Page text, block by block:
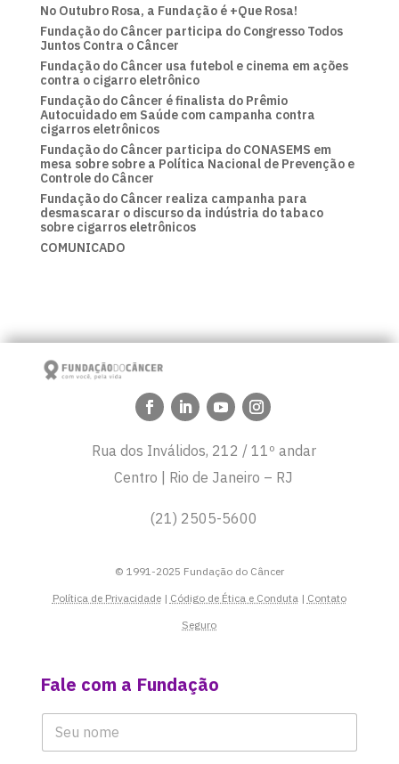
No Outubro Rosa, a Fundação é +Que Rosa!
Fundação do Câncer participa do Congresso Todos
Juntos Contra o Câncer
Fundação do Câncer usa futebol e cinema em ações
contra o cigarro eletrônico
Fundação do Câncer é finalista do Prêmio
Autocuidado em Saúde com campanha contra
cigarros eletrônicos
Fundação do Câncer participa do CONASEMS em
mesa sobre sobre a Política Nacional de Prevenção e
Controle do Câncer
Fundação do Câncer realiza campanha para
desmascarar o discurso da indústria do tabaco
sobre cigarros eletrônicos
COMUNICADO
Rua dos Inválidos, 212 / 11º andar
Centro | Rio de Janeiro – RJ
(21) 2505-5600
© 1991-2025 Fundação do Câncer
Política de Privacidade| Código de Ética e Conduta | Contato
Seguro
Fale com a Fundação
N
m